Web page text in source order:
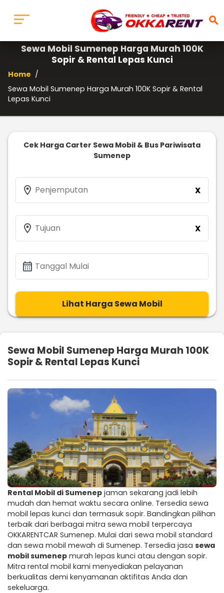
search
Sewa Mobil Sumenep Harga Murah 100K
Sopir & Rental Lepas Kunci
Home /
Sewa Mobil Sumenep Harga Murah 100K Sopir & Rental
Lepas Kunci
Cek Harga Carter Sewa Mobil & Bus Pariwisata
Sumenep
location_on Penjemputan X
location_on Tujuan X
calendar_month Tanggal Mulai
Lihat Harga Sewa Mobil
Sewa Mobil Sumenep Harga Murah 100K
Sopir & Rental Lepas Kunci
Rental Mobil di Sumenep jaman sekarang jadi lebih
mudah dan hemat waktu secara online. Tersedia sewa
mobil lepas kunci dan termasuk sopir. Bandingkan pilihan
terbaik dari berbagai mitra sewa mobil terpercaya
OKKARENTCAR Sumenep. Mulai dari sewa mobil standard
dan sewa mobil mewah di Sumenep. Tersedia jasa sewa
mobil sumenep murah lepas kunci atau dengan sopir.
Mitra rental mobil kami menyediakan pelayanan
berkualitas demi kenyamanan aktifitas Anda dan
sekeluarga.